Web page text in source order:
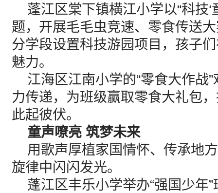
蓬江区棠下镇横江小学以“科技‘
题，开展毛毛虫竞速、零食传送
分学段设置科技游园项目，孩子
魅力。
江海区江南小学的“零食大作战
力传递，为班级赢取零食大礼包
此起彼伏。
童声嘹亮 筑梦未来
用歌声厚植家国情怀、传承地
旋律中闪闪发光。
蓬江区丰乐小学举办“强国少年